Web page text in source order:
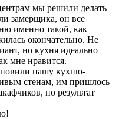
мы решили делать
замерщика, он все
именно такой, как
окончательно. Не
но кухня идеально
мне нравится.
нашу кухню-
стенам, им пришлось
но результат